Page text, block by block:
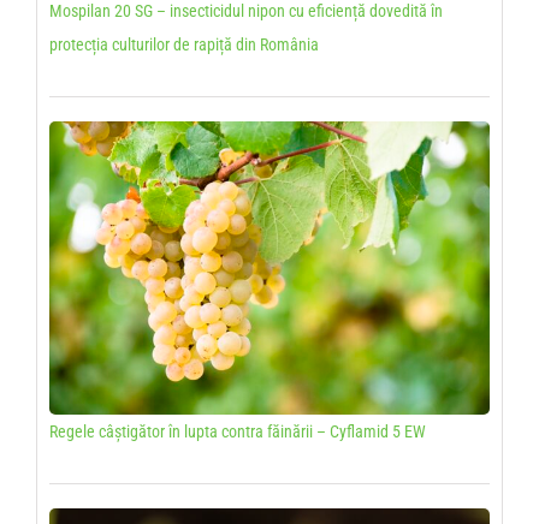
Mospilan 20 SG – insecticidul nipon cu eficiență dovedită în
protecția culturilor de rapiță din România
Regele câștigător în lupta contra făinării – Cyflamid 5 EW